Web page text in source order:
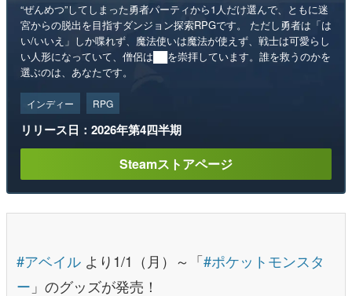
“ぜんめつ”してしまった勇者パーティから1人だけ選んで、ともに迷
宮からの脱出を目指すダンジョン探索RPGです。 ただし勇者は「は
い/いいえ」しか喋れず、魔法使いは魔法が使えず、戦士は可愛らし
い人形になっていて、僧侶は██を崇拝しています。誰を救うのかを
選ぶのは、あなたです。
インディー RPG
リリース日：2026年第4四半期
Steamストアページ
#アベイル より1/1（月）～「#ポケットモンスタ
ー 」のグッズが発売！